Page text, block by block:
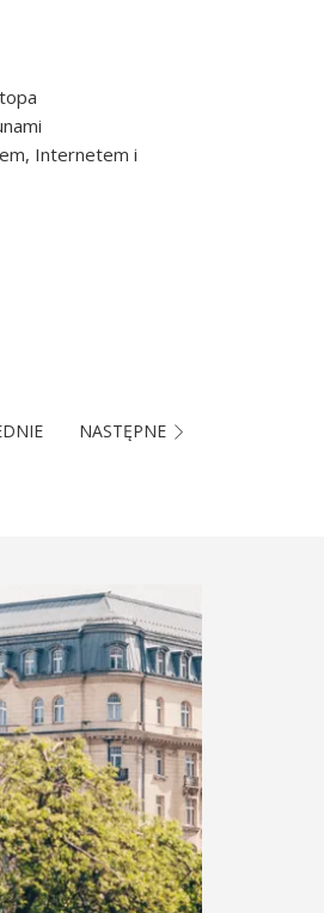
Internetem i
NASTĘPNE